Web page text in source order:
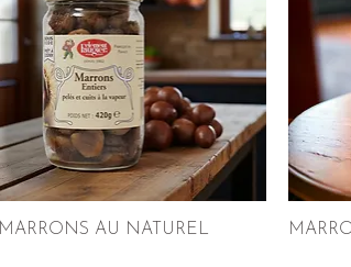
MARRONS AU NATUREL